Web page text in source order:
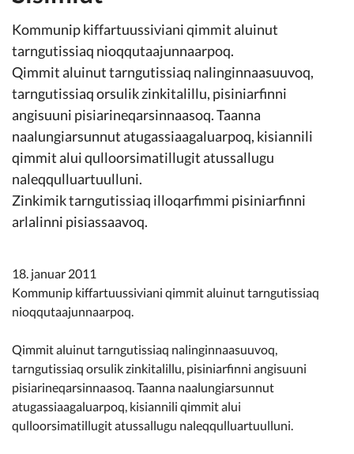
Takornariat
Imminut sullinneq
Kommunimi pilersaarut
Kommune pillugu
Kommunip kiffartuussiviani qimmit aluinut
tarngutissiaq nioqqutaajunnaarpoq.
Qimmit aluinut tarngutissiaq nalinginnaasuuvoq,
tarngutissiaq orsulik zinkitalillu, pisiniarfinni
angisuuni pisiarineqarsinnaasoq. Taanna
naalungiarsunnut atugassiaagaluarpoq, kisiannili
qimmit alui qulloorsimatillugit atussallugu
naleqqulluartuulluni.
Zinkimik tarngutissiaq illoqarfimmi pisiniarfinni
arlalinni pisiassaavoq.
18. januar 2011
Kommunip kiffartuussiviani qimmit aluinut tarngutissiaq
nioqqutaajunnaarpoq.
Qimmit aluinut tarngutissiaq nalinginnaasuuvoq,
tarngutissiaq orsulik zinkitalillu, pisiniarfinni angisuuni
pisiarineqarsinnaasoq. Taanna naalungiarsunnut
atugassiaagaluarpoq, kisiannili qimmit alui
qulloorsimatillugit atussallugu naleqqulluartuulluni.